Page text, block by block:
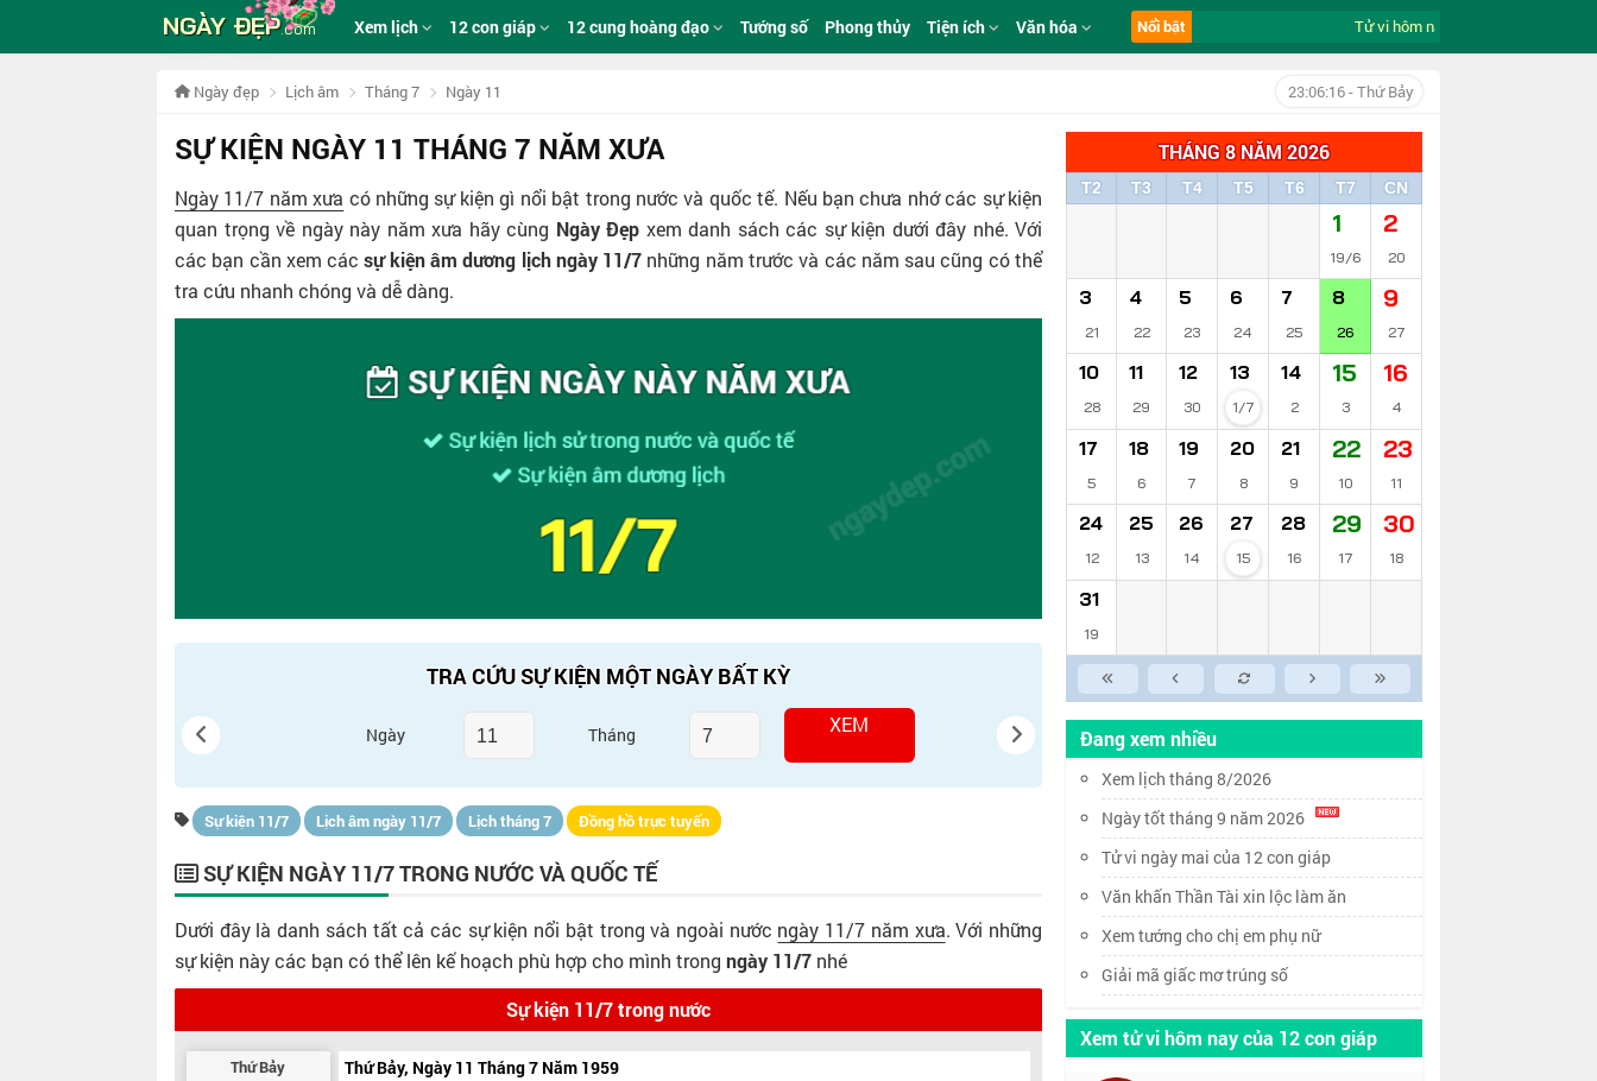
NGÀY ĐẸP.com Xem lịch 12 con giáp 12 cung hoàng đạo Tướng số Phong thủy Tiện ích Văn hóa Nổi bật Tử vi hôm nay ngày 8/8/2026 của 12
Ngày đẹp Lịch âm Tháng 7 Ngày 11 23:06:17- Thứ Bảy
SỰ KIỆN NGÀY 11 THÁNG 7 NĂM XƯA
Ngày 11/7 năm xưa có những sự kiện gì nổi bật trong nước và quốc tế. Nếu bạn chưa nhớ các sự kiện
quan trọng về ngày này năm xưa hãy cùng Ngày Đẹp xem danh sách các sự kiện dưới đây nhé. Với
các bạn cần xem cácsự kiện âm dương lịch ngày 11/7 những năm trước và các năm sau cũng có thể
tra cứu nhanh chóng và dễ dàng.
TRA CỨU SỰ KIỆN MỘT NGÀY BẤT KỲ
Ngày Tháng XEM
Sự kiện 11/7 Lịch âm ngày 11/7 Lịch tháng 7 Đồng hồ trực tuyến
SỰ KIỆN NGÀY 11/7 TRONG NƯỚC VÀ QUỐC TẾ
Dưới đây là danh sách tất cả các sự kiện nổi bật trong và ngoài nước ngày 11/7 năm xưa. Với những
sự kiện này các bạn có thể lên kế hoạch phù hợp cho mình trong ngày 11/7 nhé
Sự kiện 11/7 trong nước
Thứ Bảy
Thứ Bảy, Ngày 11 Tháng 7 Năm 1959
THÁNG 8 NĂM 2026
T2 T3 T4 T5 T6 T7 CN
1
19/6
2
20
3
21
4
22
5
23
6
24
7
25
8
26
9
27
10
28
11
29
12
30
13
1/7
14
2
15
3
16
4
17
5
18
6
19
7
20
8
21
9
22
10
23
11
24
12
25
13
26
14
27
15
28
16
29
17
30
18
31
19
Đang xem nhiều
Xem lịch tháng 8/2026
Ngày tốt tháng 9 năm 2026
Tử vi ngày mai của 12 con giáp
Văn khấn Thần Tài xin lộc làm ăn
Xem tướng cho chị em phụ nữ
Giải mã giấc mơ trúng số
Xem tử vi hôm nay của 12 con giáp